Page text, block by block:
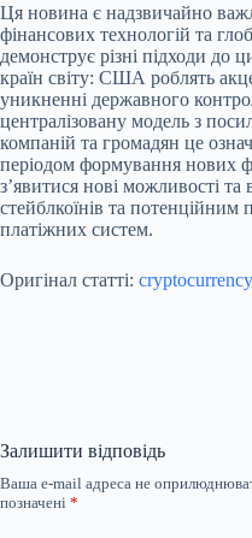
Ця новина є надзвичайно
фінансових технологій та
демонструє різні підходи до
країн світу: США роблять
уникненні державного
централізовану модель з
компаній та громадян це
періодом формування нових
з’явитися нові можливості
стейблкоїнів та
платіжних систем.
Оригінал статті:
Залишити відповідь
Ваша e-mail адреса не
позначені *